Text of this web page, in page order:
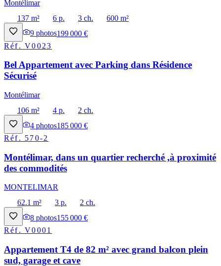
Montélimar
137 m²
6 p. 3 ch.
600 m²
9 photos199 000 €
Réf.V0023
Bel Appartement avec Parking dans Résidence
Sécurisé
Montélimar
106 m²
4 p.
2 ch.
4 photos185 000 €
Réf. 570-2
Montélimar, dans un quartier recherché ,à proximité
des commodités
MONTELIMAR
62.1 m²
3 p.
2 ch.
8 photos155 000 €
Réf.V0001
Appartement T4 de 82 m² avec grand balcon plein
sud, garage et cave